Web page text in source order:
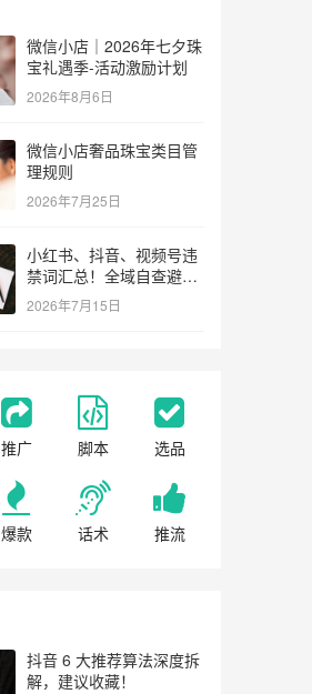
微信小店｜2026年七夕珠
宝礼遇季-活动激励计划
2026年8月6日
微信小店奢品珠宝类目管
理规则
2026年7月25日
小红书、抖音、视频号违
禁词汇总！全域自查避坑
指南
2026年7月15日
推广 脚本 选品
爆款 话术 推流
抖音 6 大推荐算法深度拆
解，建议收藏！